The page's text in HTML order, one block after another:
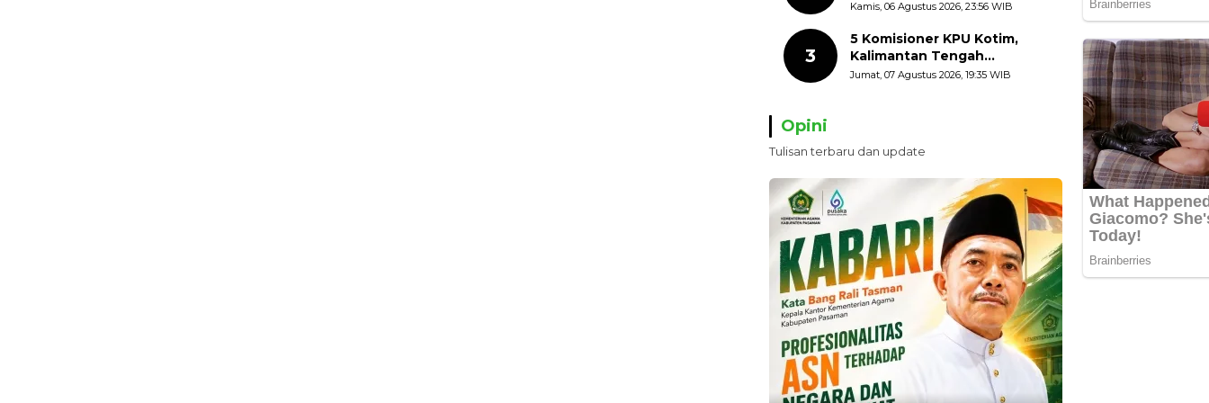
HUT ke-81 Kemerdekaan RI
Bendera Merah Putih
Kamis, 06 Agustus 2026, 23:56 WIB
3
5 Komisioner KPU Kotim,
Kalimantan Tengah
Ditetapkan Tersangka,
Jumat, 07 Agustus 2026, 19:35 WIB
Opini
Tulisan terbaru dan update